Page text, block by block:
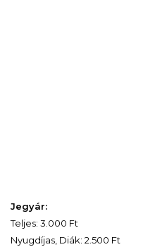
Jegyár:
Teljes: 3.000 Ft
Nyugdíjas, Diák: 2.500 Ft